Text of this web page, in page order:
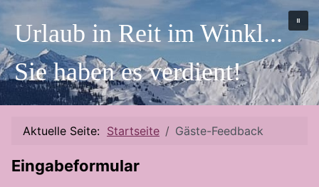
Urlaub in Reit im Winkl...
Sie haben es verdient!
Aktuelle Seite: Startseite Gäste-Feedback
Eingabeformular